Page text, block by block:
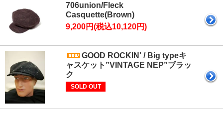
706union/Fleck
Casquette(Brown)
9,200円(税込10,120円)
GOOD ROCKIN' / Big typeキ
ャスケット”VINTAGE NEP”ブラッ
ク
SOLD OUT